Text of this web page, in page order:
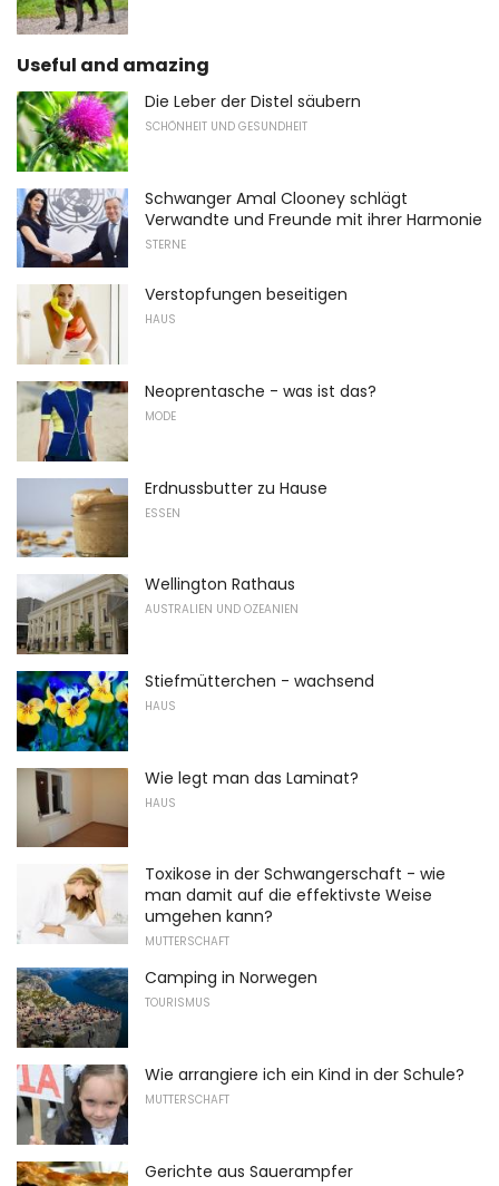
Useful and amazing
Die Leber der Distel säubern
SCHÖNHEIT UND GESUNDHEIT
Schwanger Amal Clooney schlägt
Verwandte und Freunde mit ihrer Harmonie
STERNE
Verstopfungen beseitigen
HAUS
Neoprentasche - was ist das?
MODE
Erdnussbutter zu Hause
ESSEN
Wellington Rathaus
AUSTRALIEN UND OZEANIEN
Stiefmütterchen - wachsend
HAUS
Wie legt man das Laminat?
HAUS
Toxikose in der Schwangerschaft - wie
man damit auf die effektivste Weise
umgehen kann?
MUTTERSCHAFT
Camping in Norwegen
TOURISMUS
Wie arrangiere ich ein Kind in der Schule?
MUTTERSCHAFT
Gerichte aus Sauerampfer